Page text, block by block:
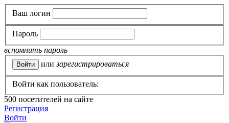
Ваш логин
Пароль
вспомнить пароль
или зарегистрироваться
Войти как пользователь:
500 посетителей на сайте
Регистрация
Войти